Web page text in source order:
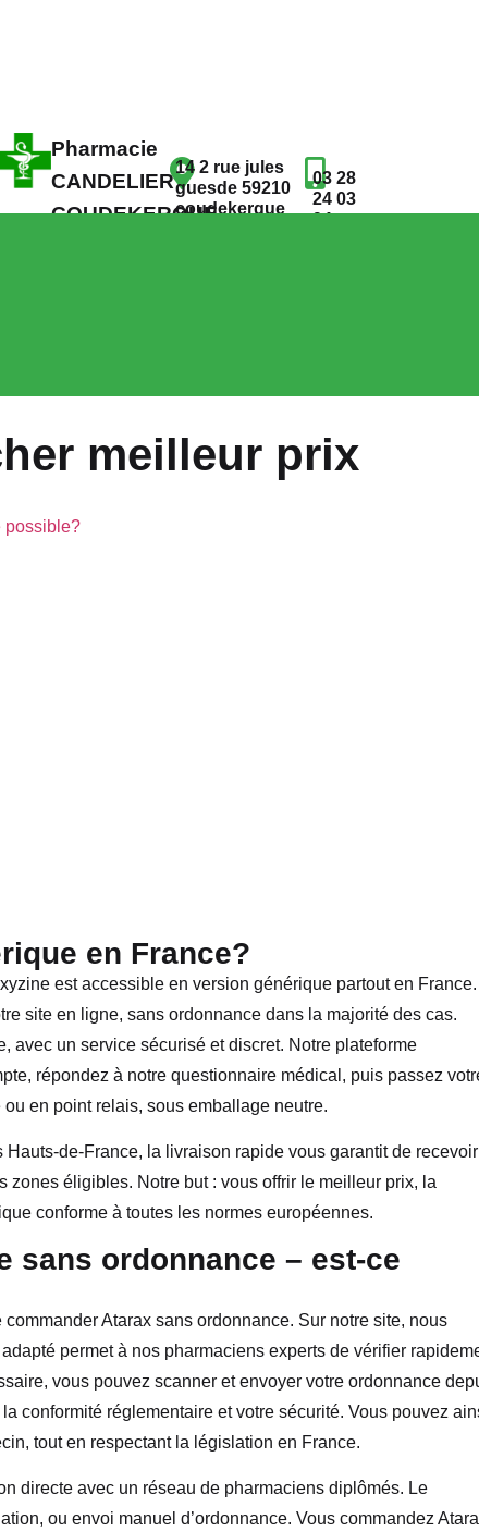
Pharmacie
CANDELIER
COUDEKERQUE
14 2 rue jules
guesde 59210
coudekerque
03 28
24 03
94
meilleur prix
possible?
en France?
est accessible en version générique partout en France.
site en ligne, sans ordonnance dans la majorité des cas.
avec un service sécurisé et discret. Notre plateforme
répondez à notre questionnaire médical, puis passez
en point relais, sous emballage neutre.
de-France, la livraison rapide vous garantit de recevoir
éligibles. Notre but : vous offrir le meilleur prix, la
conforme à toutes les normes européennes.
sans ordonnance – est-ce
Atarax sans ordonnance. Sur notre site, nous
permet à nos pharmaciens experts de vérifier
vous pouvez scanner et envoyer votre ordonnance
conformité réglementaire et votre sécurité. Vous pouvez
tout en respectant la législation en France.
directe avec un réseau de pharmaciens diplômés. Le
ou envoi manuel d’ordonnance. Vous commandez